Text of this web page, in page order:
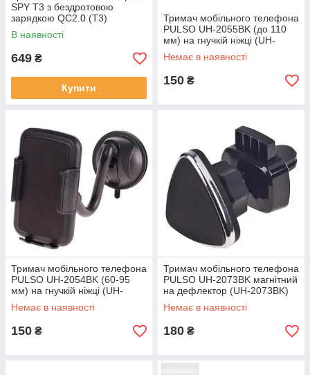
SPY T3 з бездротовою
зарядкою QC2.0 (T3)
В наявності
649 ₴
Купити
Тримач мобільного телефона
PULSO UH-2055BK (до 110
мм) на гнучкій ніжці (UH-
2055BK)
Немає в наявності
150 ₴
Тримач мобільного телефона
PULSO UH-2054BK (60-95
мм) на гнучкій ніжці (UH-
2054BK)
Немає в наявності
150 ₴
Тримач мобільного телефона
PULSO UH-2073BK магнітний
на дефлектор (UH-2073BK)
Немає в наявності
180 ₴